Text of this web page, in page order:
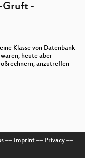
Gruft -
Klasse von Datenbank-
heute aber
anzutreffen
–– Imprint–– Privacy––